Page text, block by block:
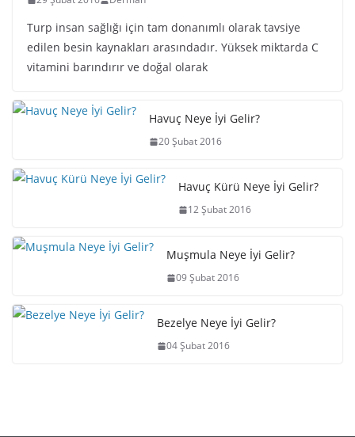
Turp insan sağlığı için tam donanımlı olarak tavsiye
edilen besin kaynakları arasındadır. Yüksek miktarda C
vitamini barındırır ve doğal olarak
Havuç Neye İyi Gelir?
20 Şubat 2016
Havuç Kürü Neye İyi Gelir?
12 Şubat 2016
Muşmula Neye İyi Gelir?
09 Şubat 2016
Bezelye Neye İyi Gelir?
04 Şubat 2016